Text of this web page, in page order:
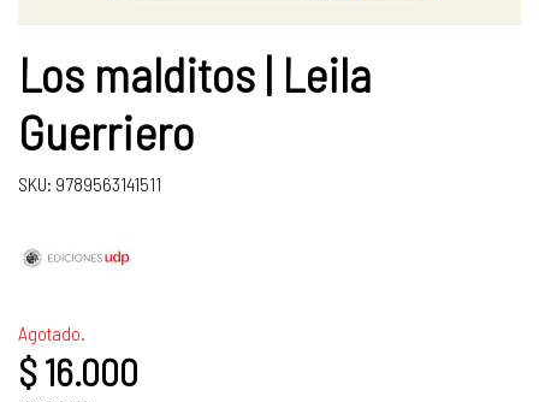
Los malditos | Leila
Guerriero
SKU: 9789563141511
Agotado.
$ 16.000